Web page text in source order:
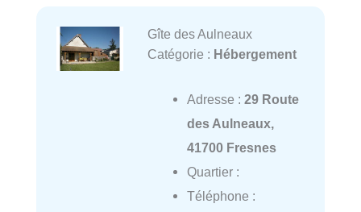
Gîte des Aulneaux
Catégorie : Hébergement
Adresse : 29 Route
des Aulneaux,
41700 Fresnes
Quartier :
Téléphone :